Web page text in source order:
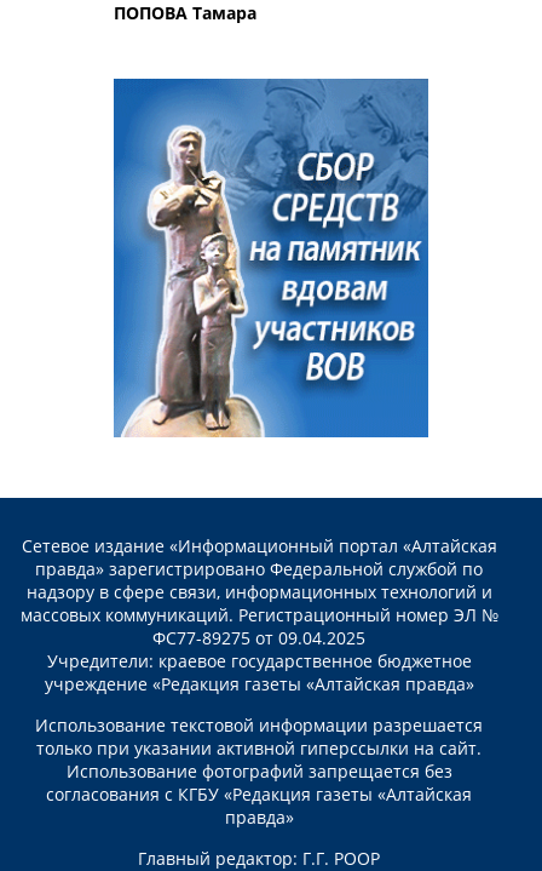
ПОПОВА Тамара
Сетевое издание «Информационный портал «Алтайская
правда» зарегистрировано Федеральной службой по
надзору в сфере связи, информационных технологий и
массовых коммуникаций. Регистрационный номер ЭЛ №
ФС77-89275 от 09.04.2025
Учредители: краевое государственное бюджетное
учреждение «Редакция газеты «Алтайская правда»
Использование текстовой информации разрешается
только при указании активной гиперссылки на сайт.
Использование фотографий запрещается без
согласования с КГБУ «Редакция газеты «Алтайская
правда»
Главный редактор: Г.Г. РООР